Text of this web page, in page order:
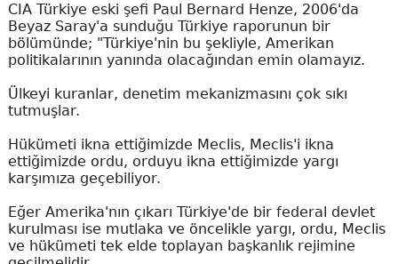
CIA Türkiye eski şefi Paul Bernard Henze, 2006'da
Beyaz Saray'a sunduğu Türkiye raporunun bir
bölümünde; "Türkiye'nin bu şekliyle, Amerikan
politikalarının yanında olacağından emin olamayız.
Ülkeyi kuranlar, denetim mekanizmasını çok sıkı
tutmuşlar.
Hükümeti ikna ettiğimizde Meclis, Meclis'i ikna
ettiğimizde ordu, orduyu ikna ettiğimizde yargı
karşımıza geçebiliyor.
Eğer Amerika'nın çıkarı Türkiye'de bir federal devlet
kurulması ise mutlaka ve öncelikle yargı, ordu, Meclis
ve hükümeti tek elde toplayan başkanlık rejimine